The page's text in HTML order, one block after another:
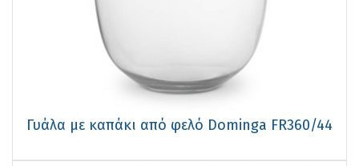
Γυάλα με καπάκι από φελό Dominga FR360/44